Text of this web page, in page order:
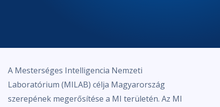
A Mesterséges Intelligencia Nemzeti
Laboratórium (MILAB) célja Magyarország
szerepének megerősítése a MI területén. Az MI